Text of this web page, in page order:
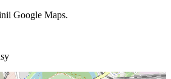
Google Maps.